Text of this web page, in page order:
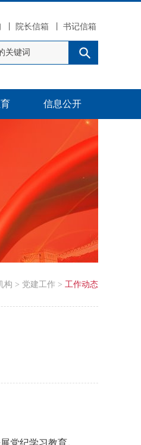
院长信箱 书记信箱
信息公开
构 > 党建工作 > 工作动态
党纪学习教育。